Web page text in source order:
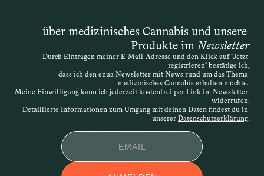
ist die Definition offen – entscheidend
ist, dass die Therapie medizinisch
nachvollziehbar begründet wird. Die
Verordnung kann daher sehr individuell
erfolgen. Wird der Antrag abgelehnt,
besteht die Möglichkeit des
APPLIKATIONSFOR
über medizinisches Cannabis und unsere
Produkte im Newsletter
Durch Eintragen meiner E-Mail-Adresse und den Klick auf "Jetzt
registrieren" bestätige ich,
dass ich den enua Newsletter mit News rund um das Thema
medizinisches Cannabis erhalten möchte.
Meine Einwilligung kann ich jederzeit kostenfrei per Link im Newsletter
widerrufen.
Detaillierte Informationen zum Umgang mit deinen Daten findest du in
unserer Datenschutzerklärung.